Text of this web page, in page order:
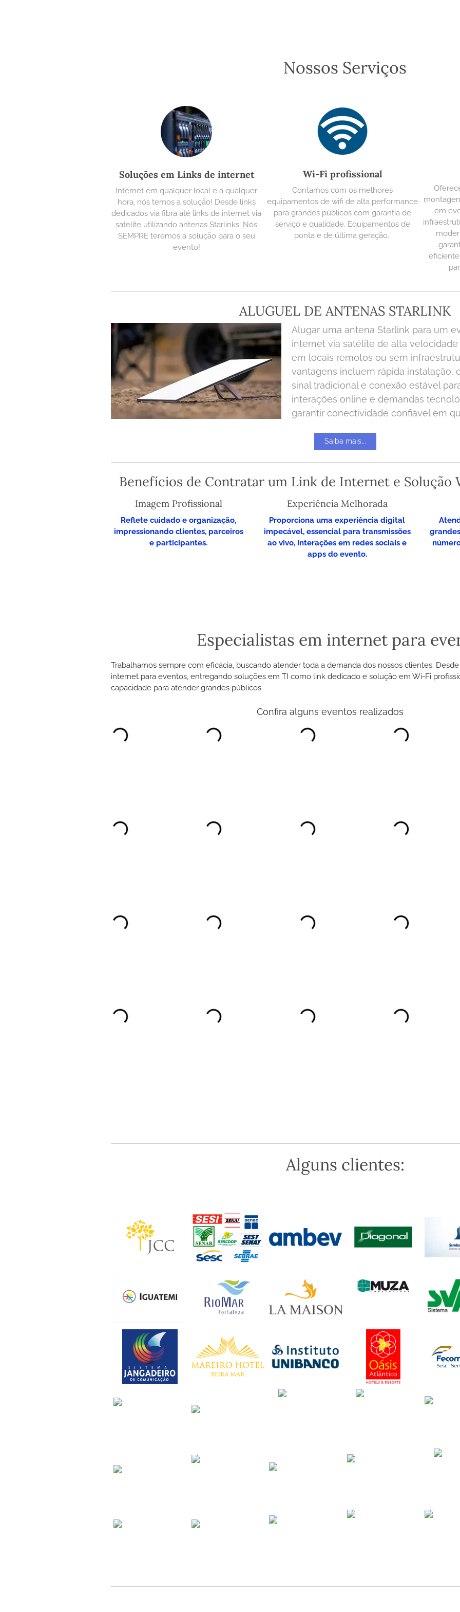
Nossos Serviços
Soluções em Links de internet
Internet em qualquer local e a qualquer
hora, nós temos a solução! Desde links
dedicados via fibra até links de internet via
satelite utilizando antenas Starlinks. Nós
SEMPRE teremos a solução para o seu
evento!
Wi-Fi profissional
Contamos com os melhores
equipamentos de wifi de alta performance
para grandes públicos com garantia de
serviço e qualidade. Equipamentos de
ponta e de última geração.
em
ALUGUEL DE ANTENAS STARLINK
​Alugar uma antena Starlink para um
internet via satélite de alta
em locais remotos ou sem
vantagens incluem rápida instalação,
sinal tradicional e conexão estável
interações online e demandas
garantir conectividade confiável em
Saiba mais...
​Benefícios de Contratar um Link de Internet e Solução
Imagem Profissional
Reflete cuidado e organização,
impressionando clientes, parceiros
e participantes.
Experiência Melhorada
Proporciona uma experiência digital
impecável, essencial para transmissões
ao vivo, interações em redes sociais e
apps do evento.
Especialistas em internet para
Trabalhamos sempre com eficácia, buscando atender toda a demanda dos nossos clientes.
internet para eventos, entregando soluções em TI como link dedicado e solução em Wi-Fi
capacidade para atender grandes públicos.
Confira alguns eventos realizados
Alguns clientes: